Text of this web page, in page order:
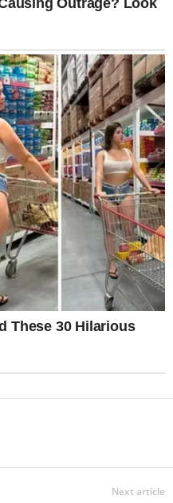
Next article